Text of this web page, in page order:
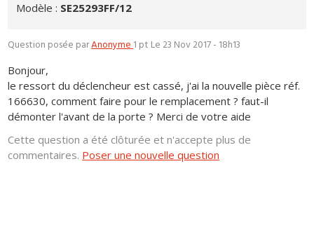
Modèle : SE25293FF/12
Question posée parAnonyme1 pt Le 23 Nov 2017 - 18h13
Bonjour,
le ressort du déclencheur est cassé, j'ai la nouvelle pièce réf.
166630, comment faire pour le remplacement ? faut-il
démonter l'avant de la porte ? Merci de votre aide
Cette question a été clôturée et n'accepte plus de
commentaires. Poser une nouvelle question